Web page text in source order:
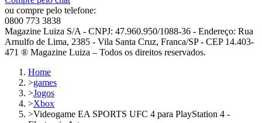
ou compre pelo telefone:
0800 773 3838
Magazine Luiza S/A - CNPJ: 47.960.950/1088-36 - Endereço: Rua
Arnulfo de Lima, 2385 - Vila Santa Cruz, Franca/SP - CEP 14.403-
471 ® Magazine Luiza – Todos os direitos reservados.
Home
>games
>Jogos
>Xbox
>Videogame EA SPORTS UFC 4 para PlayStation 4 -